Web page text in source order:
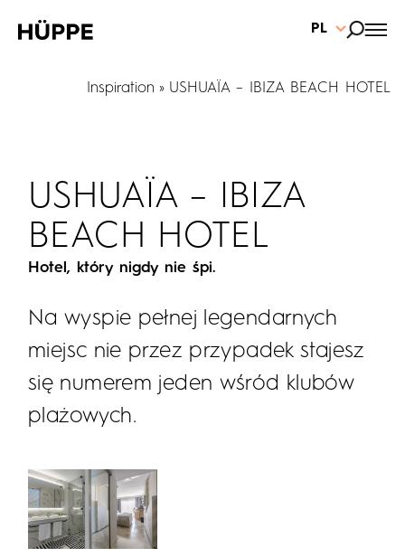
PL
Inspiration USHUAÏA – IBIZA BEACH HOTEL
USHUAÏA – IBIZA
BEACH HOTEL
Hotel, który nigdy nie śpi.
Na wyspie pełnej legendarnych
miejsc nie przez przypadek stajesz
się numerem jeden wśród klubów
plażowych.